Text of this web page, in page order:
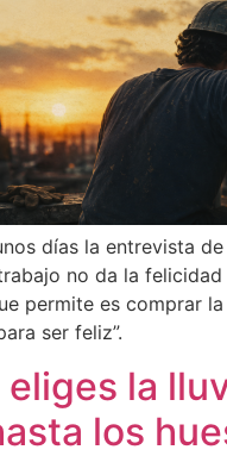
días la entrevista
no da la
permite es comprar la
ser feliz”.
eliges la
los